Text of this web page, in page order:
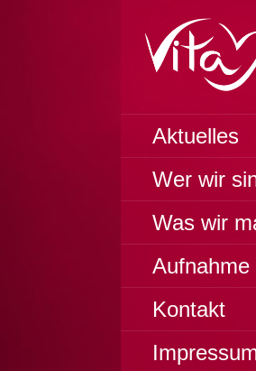
Inhalt
springen
VITA
Aktuelles
Wer wir
Was wir
Aufnahme
Kontakt